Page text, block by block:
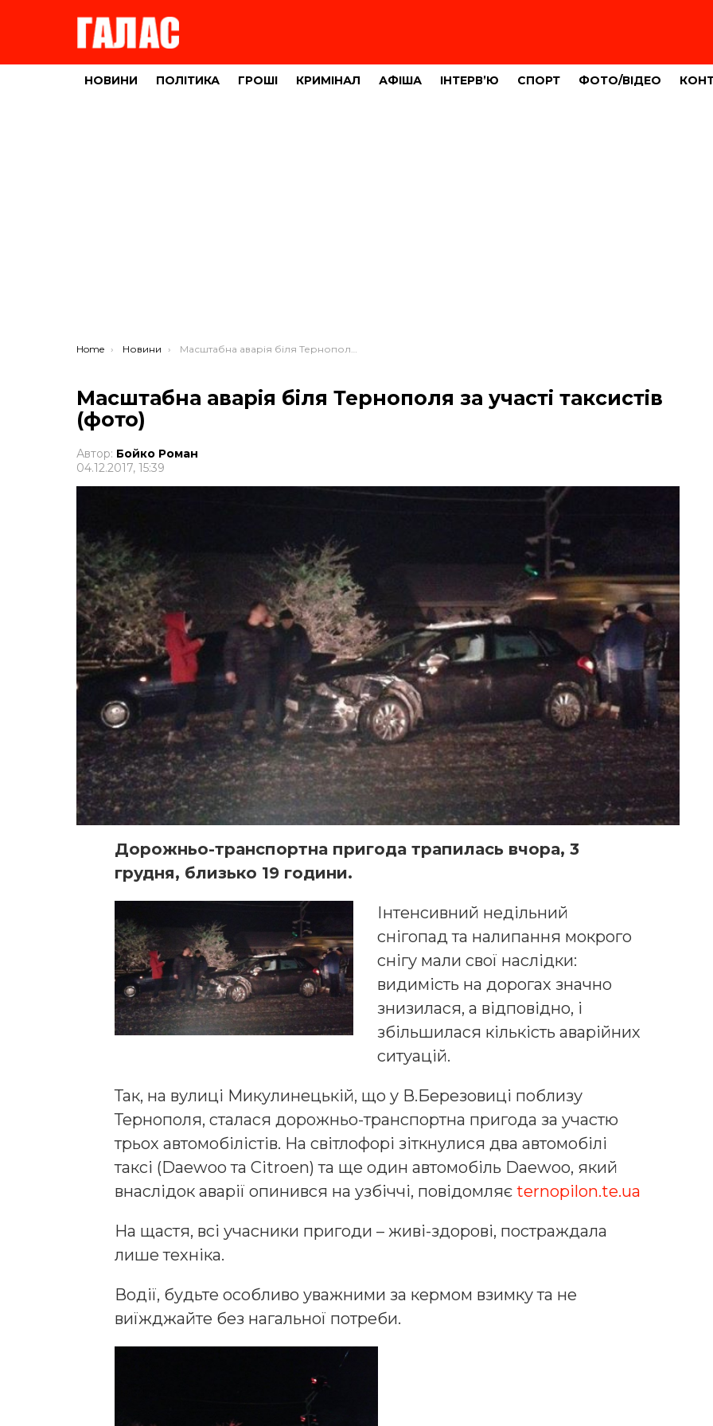
НОВИНИ ПОЛІТИКА ГРОШІ КРИМІНАЛ АФІША ІНТЕРВ’Ю СПОРТ ФОТО/ВІДЕО
You are here:
Home Новини Масштабна аварія біля Тернополя за участі таксистів (фото)
Масштабна аварія біля Тернополя за участі таксистів
(фото)
Автор: Бойко Роман
04.12.2017, 15:39
Дорожньо-транспортна пригода трапилась вчора, 3
грудня, близько 19 години.
Інтенсивний недільний
снігопад та налипання мокрого
снігу мали свої наслідки:
видимість на дорогах значно
знизилася, а відповідно, і
збільшилася кількість аварійних
ситуацій.
Так, на вулиці Микулинецькій, що у В.Березовиці поблизу
Тернополя, сталася дорожньо-транспортна пригода за участю
трьох автомобілістів. На світлофорі зіткнулися два автомобілі
таксі (Daewoo та Citroen) та ще один автомобіль Daewoo, який
внаслідок аварії опинився на узбіччі, повідомляє ternopilon.te.ua
На щастя, всі учасники пригоди – живі-здорові, постраждала
лише техніка.
Водії, будьте особливо уважними за кермом взимку та не
виїжджайте без нагальної потреби.